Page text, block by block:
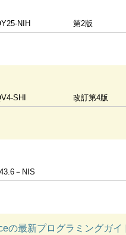
NIH 第2版
SHI 改訂第4版
－NIS
の最新プログラミングガイ